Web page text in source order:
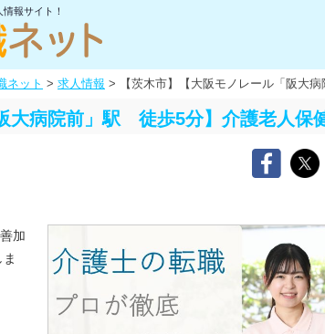
報サイト！
ネット > 求人情報 > 【茨木市】【大阪モノレール「阪
大病院前」駅 徒歩5分】介護老人
加